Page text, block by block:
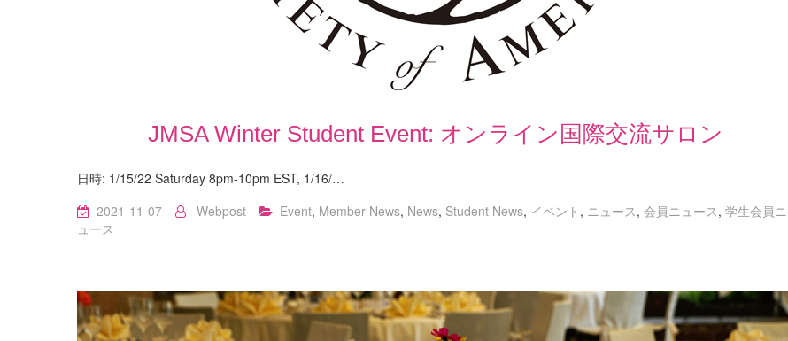
JMSA Winter Student Event: オンライン国際交流サロン
日時: 1/15/22 Saturday 8pm-10pm EST, 1/16/…
2021-11-07
Webpost Event, Member News, News, Student News, イベント , ニュース, 会員ニュース, 学生会員ニ
ュース